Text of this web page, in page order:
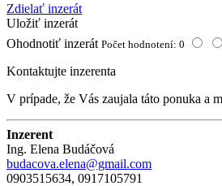
Zdielať inzerát
Uložiť inzerát
Ohodnotiť inzerát Počet hodnotení: 0
Kontaktujte inzerenta
V prípade, že Vás zaujala táto ponuka a
Inzerent
Ing. Elena Budáčová
budacova.elena@gmail.com
0903515634, 0917105791